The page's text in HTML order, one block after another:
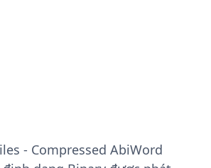
- Compressed AbiWord